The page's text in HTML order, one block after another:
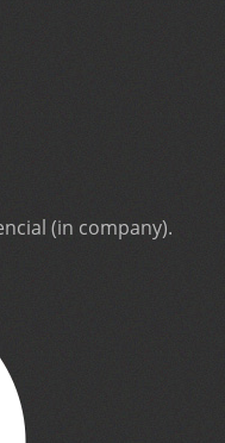
(in company).